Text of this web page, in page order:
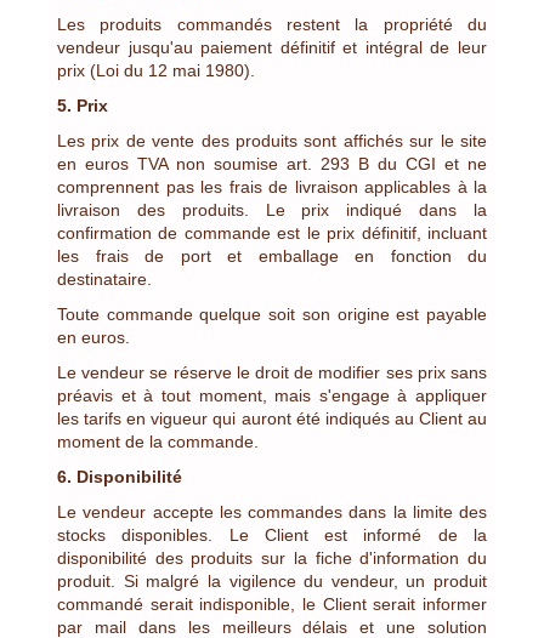
Les produits commandés restent la propriété du
vendeur jusqu'au paiement définitif et intégral de leur
prix (Loi du 12 mai 1980).
5. Prix
Les prix de vente des produits sont affichés sur le site
en euros TVA non soumise art. 293 B du CGI et ne
comprennent pas les frais de livraison applicables à la
livraison des produits. Le prix indiqué dans la
confirmation de commande est le prix définitif, incluant
les frais de port et emballage en fonction du
destinataire.
Toute commande quelque soit son origine est payable
en euros.
Le vendeur se réserve le droit de modifier ses prix sans
préavis et à tout moment, mais s'engage à appliquer
les tarifs en vigueur qui auront été indiqués au Client au
moment de la commande.
6. Disponibilité
Le vendeur accepte les commandes dans la limite des
stocks disponibles. Le Client est informé de la
disponibilité des produits sur la fiche d'information du
produit. Si malgré la vigilence du vendeur, un produit
commandé serait indisponible, le Client serait informer
par mail dans les meilleurs délais et une solution